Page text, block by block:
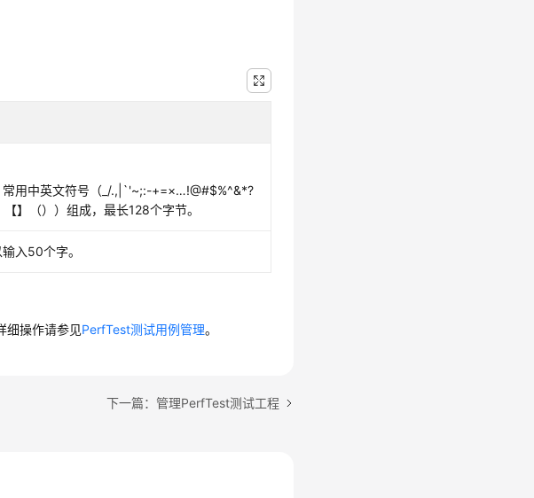
常用中英文符号（_/.,|`'~;:-+=×…!@#$%^&*?
】（））组成，最长128个字节。
入50个字。
细操作请参见PerfTest测试用例管理。
下一篇：管理PerfTest测试工程